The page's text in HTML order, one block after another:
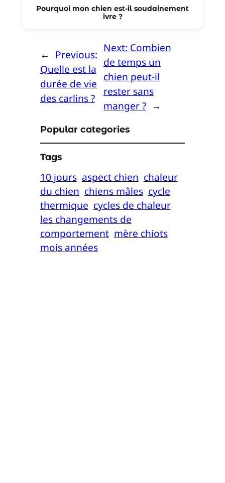
Pourquoi mon chien est-il soudainement
ivre ?
← Previous:
Quelle est la
durée de vie
des carlins ?
Next: Combien
de temps un
chien peut-il
rester sans
manger ? →
Popular categories
Tags
10 jours aspect chien chaleur
du chien chiens mâles cycle
thermique cycles de chaleur
les changements de
comportement mère chiots
mois années